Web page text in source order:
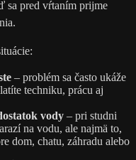
sa pred vŕtaním prijme
– problém sa často ukáže
techniku, prácu aj
vody – pri studni
na vodu, ale najmä to,
dom, chatu, záhradu alebo